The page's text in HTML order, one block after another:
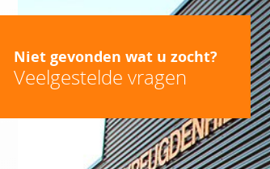
Niet gevonden wat u zocht?
Veelgestelde vragen